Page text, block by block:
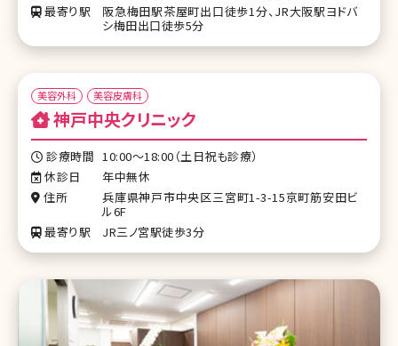
最寄り駅
阪急梅田駅茶屋町出口徒歩1分、JR大阪駅ヨドバ
シ梅田出口徒歩5分
美容外科 美容皮膚科
神戸中央クリニック
診療時間 10:00～18:00（土日祝も診療）
休診日
年中無休
住所
兵庫県神戸市中央区三宮町1-3-15京町筋安田ビ
ル6F
最寄り駅
JR三ノ宮駅徒歩3分